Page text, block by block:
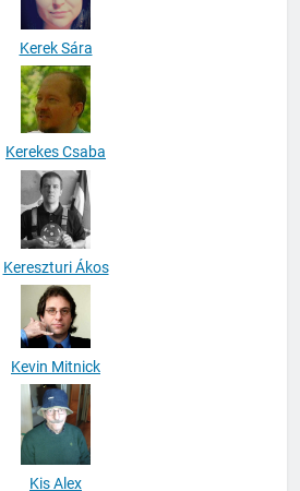
Kerek Sára
Kerekes Csaba
Kereszturi Ákos
Kevin Mitnick